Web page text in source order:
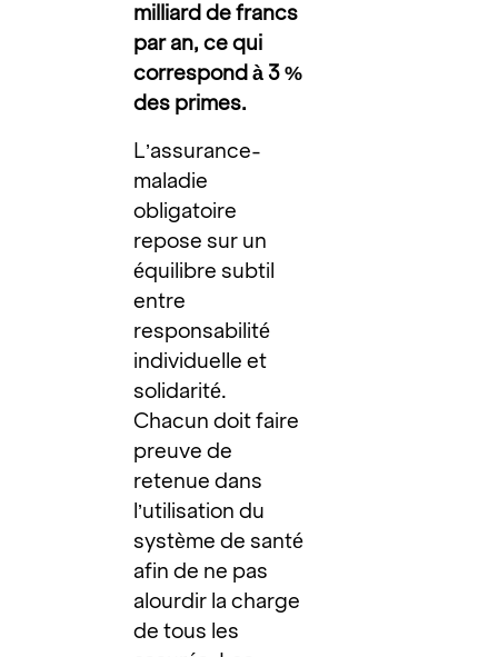
milliard de francs
par an, ce qui
correspond à 3 %
des primes.
L’assurance-
maladie
obligatoire
repose sur un
équilibre subtil
entre
responsabilité
individuelle et
solidarité.
Chacun doit faire
preuve de
retenue dans
l’utilisation du
système de santé
afin de ne pas
alourdir la charge
de tous les